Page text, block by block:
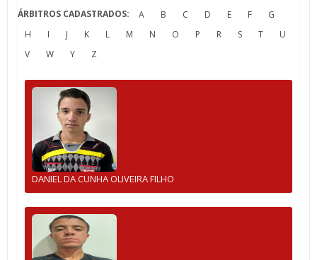
ÁRBITROS CADASTRADOS: A B C D E F
G
H
I J K L M N O P R S T
U
V
W Y Z
DANIEL DA CUNHA OLIVEIRA FILHO